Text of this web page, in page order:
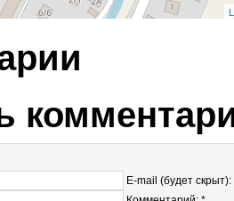
E-mail (будет скрыт):